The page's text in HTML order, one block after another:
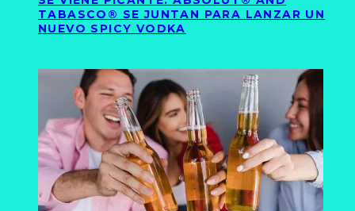
TABASCO® SE JUNTAN PARA LANZAR UN
NUEVO SPICY VODKA